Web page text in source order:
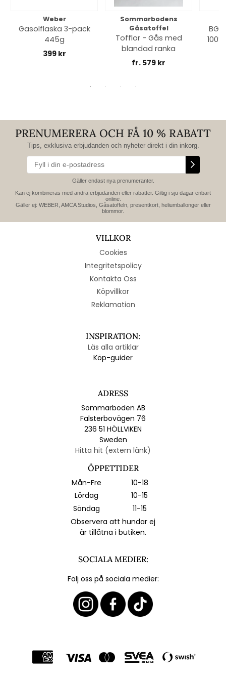
Weber
Gasolflaska 3-pack
445g
399 kr
Sommarbodens
Gåsatoffel
Tofflor - Gås med
blandad ranka
fr. 579 kr
PRENUMERERA OCH FÅ 10 % RABATT
Tips, exklusiva erbjudanden och nyheter direkt i din inkorg.
Gäller endast nya prenumeranter.
Kan ej kombineras med andra erbjudanden eller rabatter. Giltig i sju dagar enbart
online.
Gäller ej: WEBER, AMCA Studios, Gåsatoffeln, presentkort, heliumballonger eller
blommor.
VILLKOR
Cookies
Integritetspolicy
Kontakta Oss
Köpvillkor
Reklamation
INSPIRATION:
Läs alla artiklar
Köp-guider
ADRESS
Sommarboden AB
Falsterbovägen 76
236 51 HÖLLVIKEN
Sweden
Hitta hit (extern länk)
ÖPPETTIDER
Mån-Fre
10-18
Lördag
10-15
Söndag
11-15
Observera att hundar ej
är tillåtna i butiken.
SOCIALA MEDIER:
Följ oss på sociala medier: